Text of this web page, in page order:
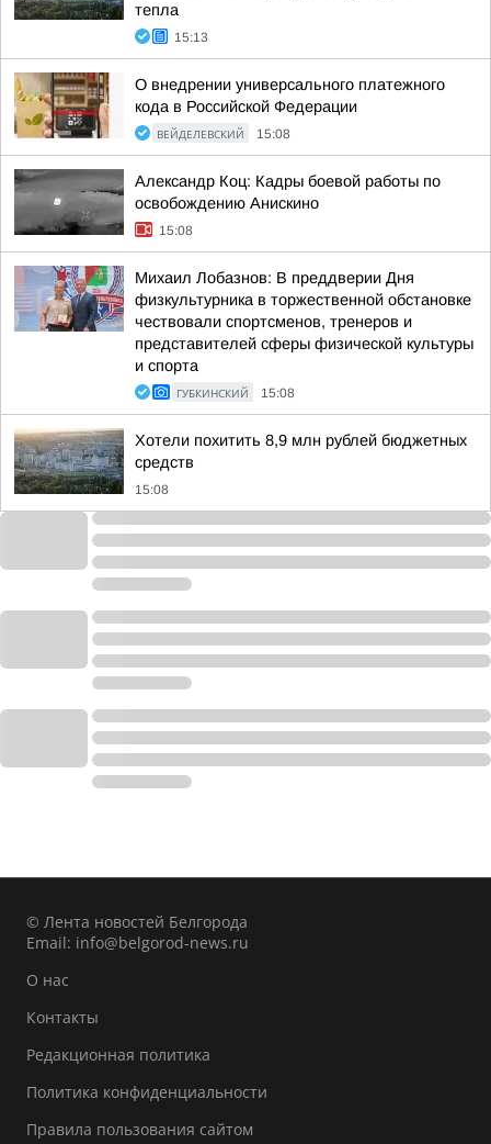
тепла
15:13
О внедрении универсального платежного
кода в Российской Федерации
ВЕЙДЕЛЕВСКИЙ 15:08
Александр Коц: Кадры боевой работы по
освобождению Анискино
15:08
Михаил Лобазнов: В преддверии Дня
физкультурника в торжественной обстановке
чествовали спортсменов, тренеров и
представителей сферы физической культуры
и спорта
ГУБКИНСКИЙ 15:08
Хотели похитить 8,9 млн рублей бюджетных
средств
15:08
© Лента новостей Белгорода
Email: info@belgorod-news.ru
О нас
Контакты
Редакционная политика
Политика конфиденциальности
Правила пользования сайтом